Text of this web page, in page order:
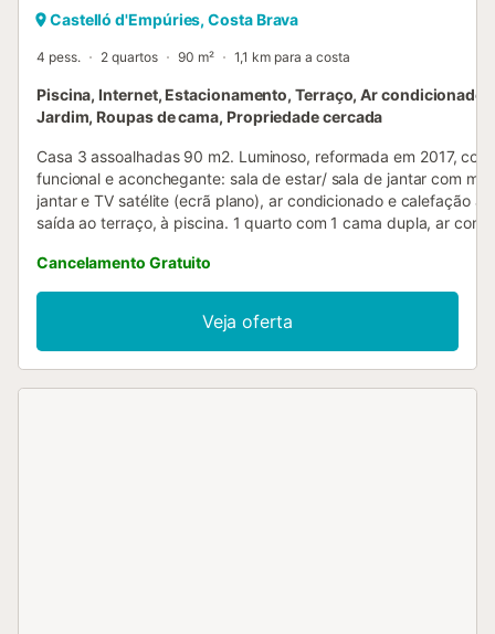
Castelló d'Empúries, Costa Brava
4 pess. 2 quartos 90 m² 1,1 km para a costa
Piscina, Internet, Estacionamento, Terraço, Ar condicionado,
Jardim, Roupas de cama, Propriedade cercada
Casa 3 assoalhadas 90 m2. Luminoso, reformada em 2017,
funcional e aconchegante: sala de estar/ sala de jantar com
jantar e TV satélite (ecrã plano), ar condicionado e calefação a
saída ao terraço, à piscina. 1 quarto com 1 cama dupla, ar
dupla e TV (ecrã plano), ar condicionado e calefação a ar
Cozinha (forno, Máquina de lavar loiçã 4 placas de
torradeira, chaleira, microondas, congelador, máquina de café
com portinhola. Duche/WC, WC separado. Terraço-jardim.
terraço, espreguiçadeira, alpendre. Vista bonita às montanhas
Cancelamento Gratuito
Veja oferta